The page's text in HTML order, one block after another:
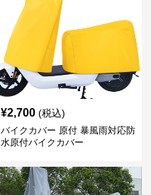
¥2,700 (税込)
バイクカバー 原付 暴風雨対応防
水原付バイクカバー